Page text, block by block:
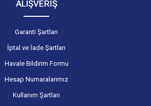
ALIŞVERİŞ
Garanti Şartları
İptal ve İade Şartları
Havale Bildirim Formu
Hesap Numaralarımız
Kullanım Şartları